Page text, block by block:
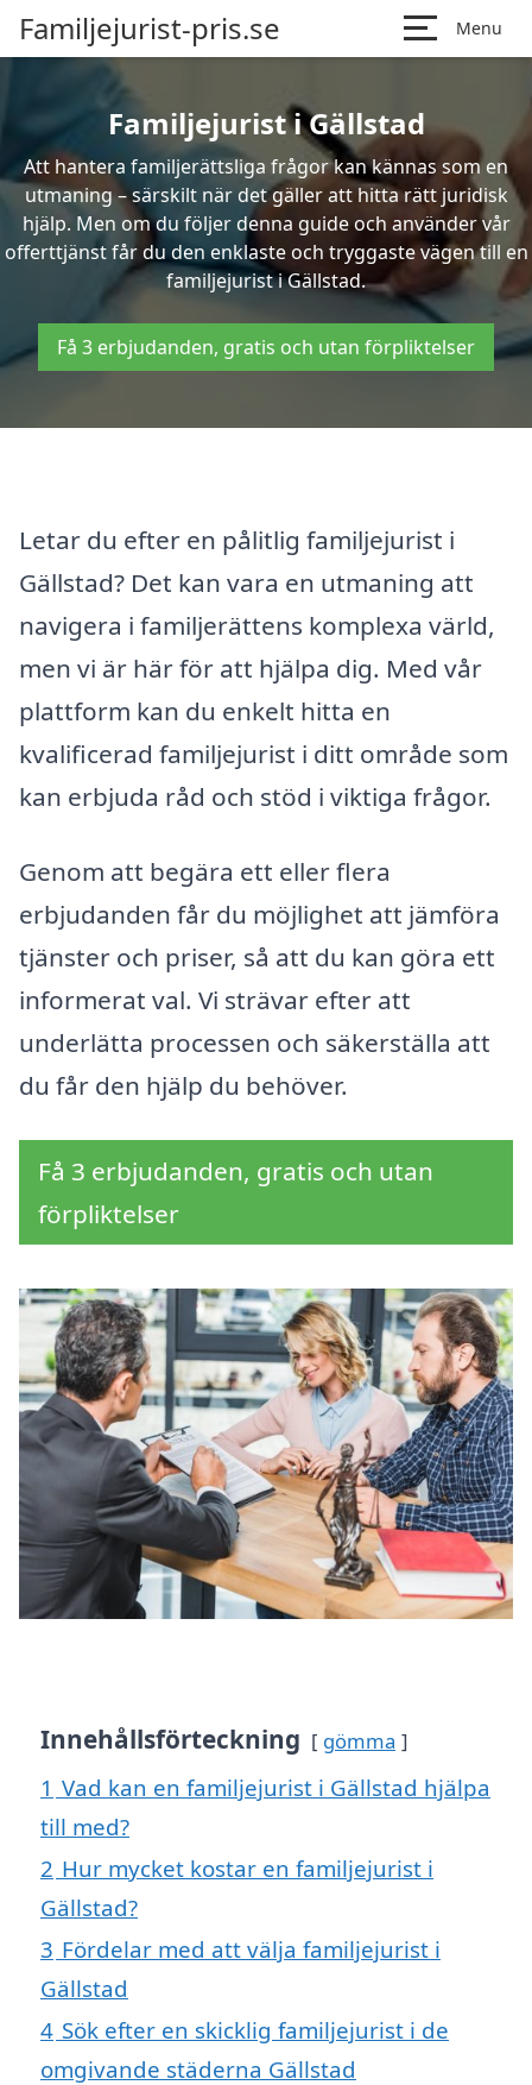
Familjejurist-pris.se Menu
Familjejurist i Gällstad
Att hantera familjerättsliga frågor kan kännas som en
utmaning – särskilt när det gäller att hitta rätt juridisk
hjälp. Men om du följer denna guide och använder vår
offerttjänst får du den enklaste och tryggaste vägen till en
familjejurist i Gällstad.
Få 3 erbjudanden, gratis och utan förpliktelser
Letar du efter en pålitlig familjejurist i
Gällstad? Det kan vara en utmaning att
navigera i familjerättens komplexa värld,
men vi är här för att hjälpa dig. Med vår
plattform kan du enkelt hitta en
kvalificerad familjejurist i ditt område som
kan erbjuda råd och stöd i viktiga frågor.
Genom att begära ett eller flera
erbjudanden får du möjlighet att jämföra
tjänster och priser, så att du kan göra ett
informerat val. Vi strävar efter att
underlätta processen och säkerställa att
du får den hjälp du behöver.
Få 3 erbjudanden, gratis och utan
förpliktelser
Innehållsförteckning gömma
1 Vad kan en familjejurist i Gällstad hjälpa
till med?
2 Hur mycket kostar en familjejurist i
Gällstad?
3 Fördelar med att välja familjejurist i
Gällstad
4 Sök efter en skicklig familjejurist i de
omgivande städerna Gällstad